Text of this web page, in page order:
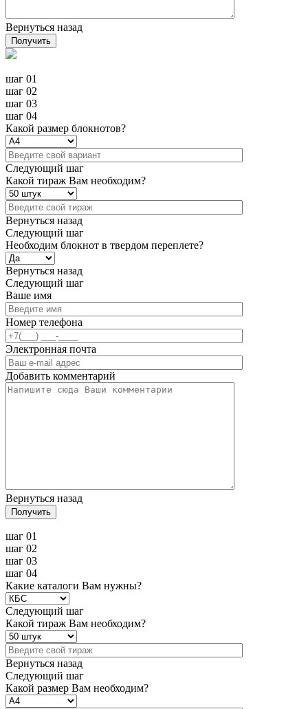
Вернуться назад
Получить
шаг 01
шаг 02
шаг 03
шаг 04
Какой размер блокнотов?
Следующий шаг
Какой тираж Вам необходим?
Вернуться назад
Следующий шаг
Необходим блокнот в твердом переплете?
Вернуться назад
Следующий шаг
Ваше имя
Номер телефона
Электронная почта
Добавить комментарий
Вернуться назад
Получить
шаг 01
шаг 02
шаг 03
шаг 04
Какие каталоги Вам нужны?
Следующий шаг
Какой тираж Вам необходим?
Вернуться назад
Следующий шаг
Какой размер Вам необходим?